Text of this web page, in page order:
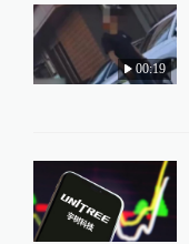
00:19